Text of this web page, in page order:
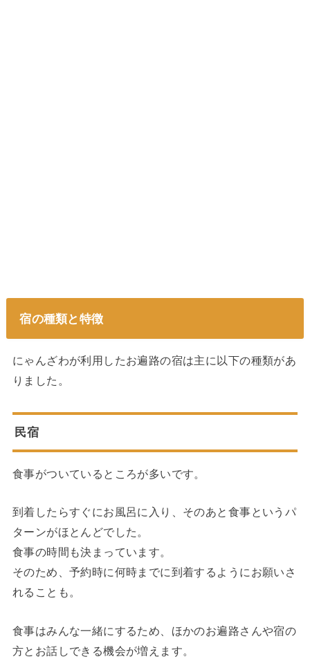
宿の種類と特徴
にゃんざわが利用したお遍路の宿は主に以下の種類があ
りました。
民宿
食事がついているところが多いです。
到着したらすぐにお風呂に入り、そのあと食事というパ
ターンがほとんどでした。
食事の時間も決まっています。
そのため、予約時に何時までに到着するようにお願いさ
れることも。
食事はみんな一緒にするため、ほかのお遍路さんや宿の
方とお話しできる機会が増えます。